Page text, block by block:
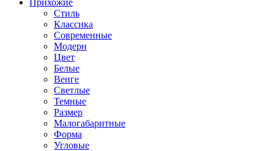
Прихожие
Стиль
Классика
Современные
Модерн
Цвет
Белые
Венге
Светлые
Темные
Размер
Малогабаритные
Форма
Угловые